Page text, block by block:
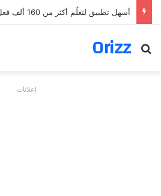
أسهل تطبيق لتعلّم أكثر من 160 ألف فعل بالألمانية
Orizz
بحث عن
إعلانات